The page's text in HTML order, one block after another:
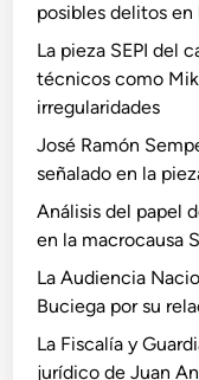
posibles delitos en
La pieza SEPI del
técnicos como
irregularidades
José Ramón
señalado en la
Análisis del papel
en la macrocausa
La Audiencia
Buciega por su
La Fiscalía y
jurídico de Juan